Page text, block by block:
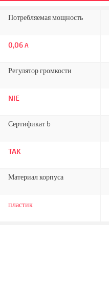
Потребляемая мощность
0,06 A
Регулятор громкости
NIE
Сертификат b
TAK
Материал корпуса
пластик